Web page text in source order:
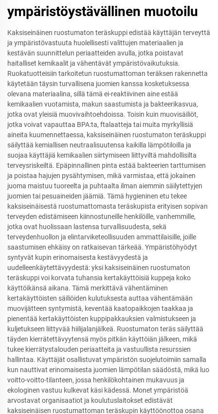
ympäristöystävällinen muotoilu
Kaksiseinäinen ruostumaton teräskuppi edistää käyttäjän terveyttä
ja ympäristövastuuta huolellisesti valittujen materiaalien ja
kestävän suunnittelun periaatteiden avulla, jotka poistavat
haitalliset kemikaalit ja vähentävät ympäristövaikutuksia.
Ruokatuotteisiin tarkoitetun ruostumattoman teräksen rakennetta
käytetään täysin turvallisena juomien kanssa kosketuksessa
olevana materiaalina, sillä tämä ei-reaktiivinen aine estää
kemikaalien vuotamista, makun saastumista ja bakteerikasvua,
jotka ovat yleisiä muovivaihtoehdoissa. Toisin kuin muovisäiliöt,
jotka voivat vapauttaa BPA:ta, ftalaatteja tai muita myrkyllisiä
aineita kuumennettaessa, kaksiseinäinen ruostumaton teräskuppi
säilyttää kemiallisen neutraalisuutensa kaikilla lämpötiloilla ja
suojaa käyttäjiä kemikaalien siirtymiseen liittyviltä mahdollisilta
terveysriskeiltä. Epäpinnallinen pinta estää bakteerien tarttumisen
ja poistaa hajujen pysähtymisen, mikä varmistaa, että jokainen
juoma maistuu tuoreelta ja puhtaalta ilman aiemmin säilytettyjen
juomien tai pesuaineiden jäämiä. Tämä hygieninen etu tekee
kaksiseinäisestä ruostumattomasta teräskupista erityisen sopivan
terveyden edistämiseen kiinnostuneille henkilöille, vanhemmille,
jotka ovat huolissaan lastensa turvallisuudesta, sekä
terveydenhuollon ja elintarviketeollisuuden ammattilaisille, joille
saastumisen ehkäisy on ratkaisevan tärkeää. Ympäristöhyödyt
syntyvät kupin erinomaisesta kestävyydestä ja
uudelleenkäytettävyydestä: yksi kaksiseinäinen ruostumaton
teräskuppi voi korvata tuhansia kertakäyttöisiä kuppeja koko
käyttöikänsä aikana. Tämä merkittävä vähentäminen
kertakäyttöisten säiliöiden kulutuksesta auttaa vähentämään
muovijätteen syntymistä, keventää kaatopaikkojen taakkaa ja
pienentää kertakäyttöisten kuppipakkauksien valmistukseen ja
kuljetukseen liittyvää hiilijalanjälkeä. Ruostumaton teräs säilyttää
täyden kierrätettävyytensä myös pitkän käyttöiän jälkeen, mikä
tukee kierrätystalouden periaatteita ja vastuullista resurssien
hallintaa. Käyttäjät osallistuvat ympäristön suojelutoimiin samalla
kun nauttivat erinomaisesta juomien lämpötilan säädöstä, mikä luo
voitto-voitto-tilanteen, jossa henkilökohtainen mukavuus ja
ekologinen vastuu kulkevat käsi kädessä. Monet ympäristöä
arvostavat organisaatiot ja koulutuslaitokset edistävät
kaksiseinäisen ruostumattoman teräskupin käyttöönottoa osana